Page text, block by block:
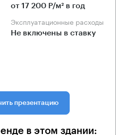
от 17 200 Р/м² в год
Эксплуатационные расходы
Не включены в ставку
презентацию
в этом здании: